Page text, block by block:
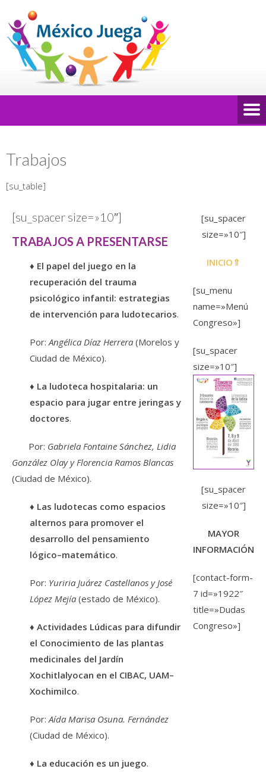
Trabajos
[su_table]
[su_spacer size=»10″]
TRABAJOS A PRESENTARSE
♦ El papel del juego en la
recuperación del trauma
psicológico infantil: estrategias
de intervención para ludotecarios.
Por:Angélica Díaz Herrera (Morelos y
Ciudad de México).
♦ La ludoteca hospitalaria: un
espacio para jugar entre jeringas y
doctores.
Por: Gabriela Fontaine Sánchez, Lidia
González Olay y Florencia Ramos Blancas
(Ciudad de México).
♦ Las ludotecas como espacios
alternos para promover el
desarrollo del pensamiento
lógico–matemático.
Por: Yuriria Juárez Castellanos y José
López Mejía (estado de México).
♦ Actividades Lúdicas para difundir
el Conocimiento de las plantas
medicinales del Jardín
Xochitlalyocan en el CIBAC, UAM–
Xochimilco.
Por:Aída Marisa Osuna. Fernández
(Ciudad de México).
♦ La educación es un juego.
[su_spacer
size=»10″]
INICIO⇑
[su_menu
name=»Menú
Congreso»]
[su_spacer
size=»10″]
[su_spacer
size=»10″]
MAYOR
INFORMACIÓN
[contact-form-
7 id=»1922″
title=»Dudas
Congreso»]